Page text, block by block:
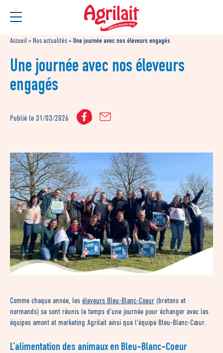
au
contenu
Accueil » Nos actualités»Une journée avec nos éleveurs engagés
Une journée avec nos éleveurs
engagés
Publié le 31/03/2026
Comme chaque année, les éleveurs Bleu-Blanc-Coeur (bretons et
normands) se sont réunis le temps d’une journée pour échanger avec les
équipes amont et marketing Agrilait ainsi que l’équipe Bleu-Blanc-Cœur.
L’alimentation des animaux en Bleu-Blanc-Coeur